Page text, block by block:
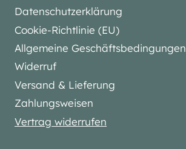
Datenschutzerklärung
Cookie-Richtlinie (EU)
Allgemeine Geschäftsbedingungen
Widerruf
Versand & Lieferung
Zahlungsweisen
Vertrag widerrufen